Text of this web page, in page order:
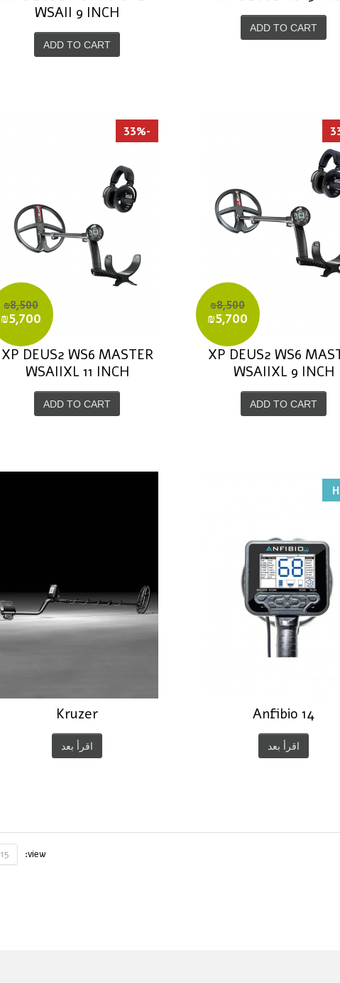
ADD TO CART
WSAII 9 INCH
ADD TO CART
₪8,500
₪5,700
XP DEUS2 WS6
WSAIIXL 9 INCH
ADD TO CART
-33%
₪8,500
₪5,700
XP DEUS2 WS6 MASTER
WSAIIXL 11 INCH
ADD TO CART
Anfibio 14
اقرأ بعد
Kruzer
اقرأ بعد
view:
15